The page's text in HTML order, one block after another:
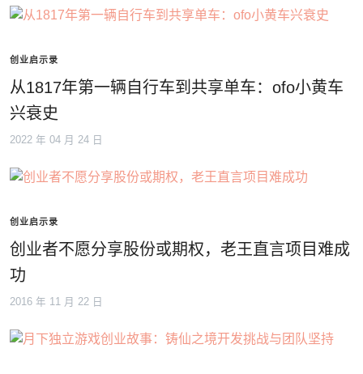
创业启示录
从1817年第一辆自行车到共享单车：ofo小黄车
兴衰史
2022 年 04 月 24 日
创业启示录
创业者不愿分享股份或期权，老王直言项目难成
功
2016 年 11 月 22 日